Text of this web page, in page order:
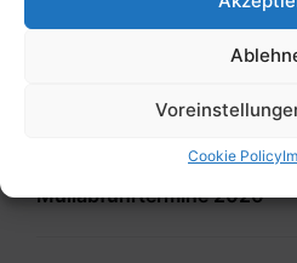
Cookie Policy
gemäß § 45 K-ROG 2021
Trinkwasserinformation
Müllabfuhrtermine 2026